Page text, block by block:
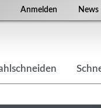
Anmelden News